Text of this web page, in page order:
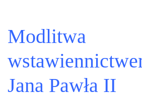
Jana Pawła II